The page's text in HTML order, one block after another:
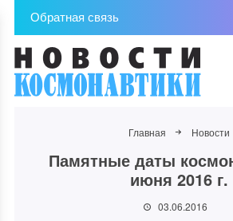
Обратная связь
Главная Новости
Памятные даты
июня 2016 г.
03.06.2016